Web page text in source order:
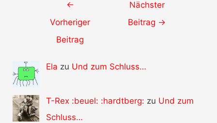
←
Vorheriger
Beitrag
Nächster
Beitrag →
Ela zu Und zum Schluss…
T-Rex :beuel: :hardtberg: zu Und zum
Schluss…